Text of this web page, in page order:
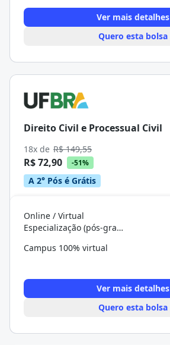
Ver mais detalhes
Quero esta bolsa
Direito Civil e Processual Civil
18x de R$ 149,55
R$ 72,90 -51%
A 2° Pós é Grátis
Online / Virtual
Especialização (pós-graduação)
Campus 100% virtual
Ver mais detalhes
Quero esta bolsa